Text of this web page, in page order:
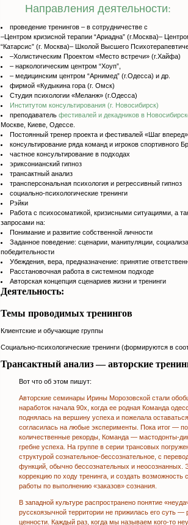
Направления деятельности:
проведение тренингов – в сотрудничестве с
–Центром кризисной терапии “Ариадна” (г.Москва)–
“Катарсис” (г. Москва)– Школой Высшего
–Холистическим Проектом «Место встречи» (г.Хайфа)
– наркологическим центром “Хоуп”,
– медицинским центром “Арнимед” (г.Одесса) и др.
фирмой «Кудыкина гора (г. Омск)
Студия психологии «Меланж» (г.Одесса)
Институтом консультирования (г. Новосибирск)
преподаватель фестивалей и декадников в
Москве, Киеве, Одессе.
Постоянный тренер проекта и фестивалей «Шаг
консультирование ряда команд и игроков спортивного
частное консультирование в подходах
эриксонианский гипноз
трансактный анализ
трансперсональная психология и регрессивный гипноз
cоциально-психологические тренинги
Рэйки
Работа с психосоматикой, кризисными ситуациями, а
запросами на:
Понимание и развитие собственной личности
Заданное поведение: сценарии, манипуляции,
победительности
Убеждения, вера, предназначение: принятие
Расстановочная работа в системном подходе
Авторская концепция сценариев жизни и тренинги
Деятельность:
Темы проводимых тренингов
Клиентские и обучающие группы
Социально-психологические тренинги (формируются в
Трансактный анализ — авторские
Вот что об этом пишут:
Авторские семинары Ирины Морозовской стали
наработок начала 90х, когда ее родная Команда
поднялась на вершину успеха и пожелала
согласилась на любые эксперименты. Пока итог —
количественные рекорды, Команда — мастодонты-
гребне успеха. На группе в серии трансовых
структурой сознательное-бессознательное, с
функций, обычно бессознательных и неосознанных.
коррекцию по ходу тренинга, и создать возможность
работы по выполнению «заказов» сознания.
В западной культуре распространено понятие
русскоязычной территории не прижилась его суть —
ценности. Каждый раз, когда мы называем кого-то